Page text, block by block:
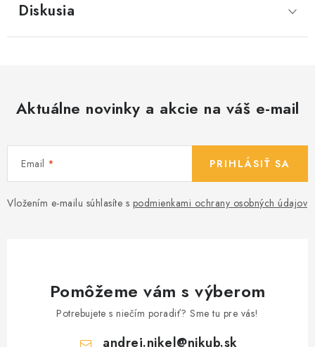
Diskusia
Aktuálne novinky a akcie na váš e-mail
Email
Vložením e-mailu súhlasíte s podmienkami ochrany osobných údajov
PRIHLÁSIŤ SA
Pomôžeme vám s výberom
Potrebujete s niečím poradiť? Sme tu pre vás!
andrej.nikel@nikub.sk